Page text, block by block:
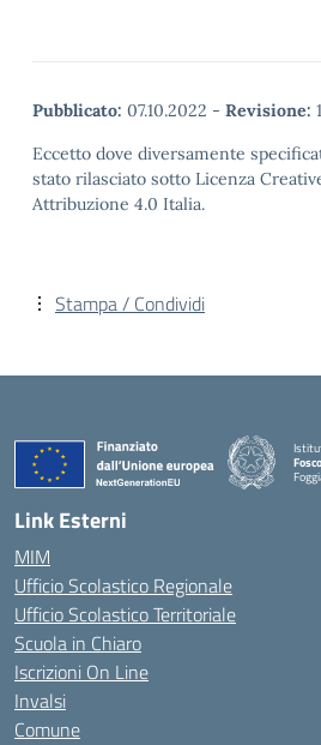
Pubblicato: 07.10.2022 - Revisione:
Eccetto dove diversamente
stato rilasciato sotto Licenza
Attribuzione 4.0 Italia.
Stampa / Condividi
—
Link Esterni
MIM
Ufficio Scolastico Regionale
Ufficio Scolastico Territoriale
Scuola in Chiaro
Iscrizioni On Line
Invalsi
Comune